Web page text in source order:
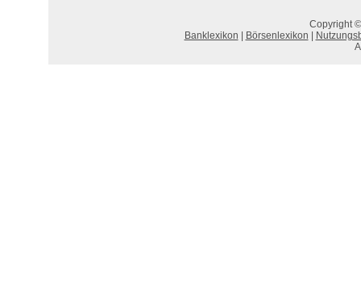
Copyright
Banklexikon
Börsenlexikon